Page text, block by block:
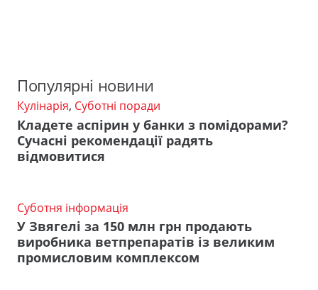
Популярні новини
Кулінарія, Суботні поради
Кладете аспірин у банки з помідорами?
Сучасні рекомендації радять
відмовитися
Суботня інформація
У Звягелі за 150 млн грн продають
виробника ветпрепаратів із великим
промисловим комплексом